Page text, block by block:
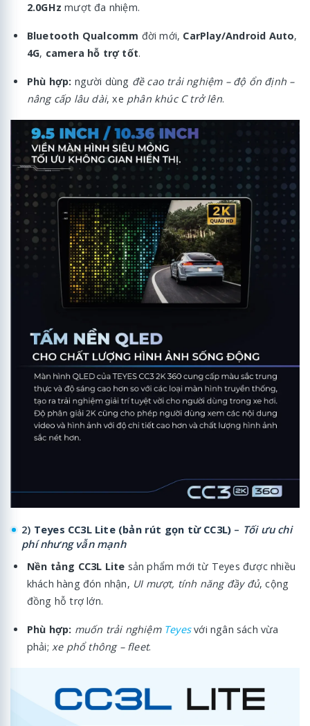
2.0GHz mượt đa nhiệm.
Bluetooth Qualcomm đời mới, CarPlay/Android Auto,
4G, camera hỗ trợ tốt.
Phù hợp: người dùng đề cao trải nghiệm – độ ổn định –
nâng cấp lâu dài, xe phân khúc C trở lên.
2) Teyes CC3L Lite (bản rút gọn từ CC3L) – Tối ưu chi
phí nhưng vẫn mạnh
Nền tảng CC3L Lite sản phẩm mới từ Teyes được nhiều
khách hàng đón nhận, UI mượt, tính năng đầy đủ, cộng
đồng hỗ trợ lớn.
Phù hợp: muốn trải nghiệm Teyesvới ngân sách vừa
phải;xe phổ thông – fleet.